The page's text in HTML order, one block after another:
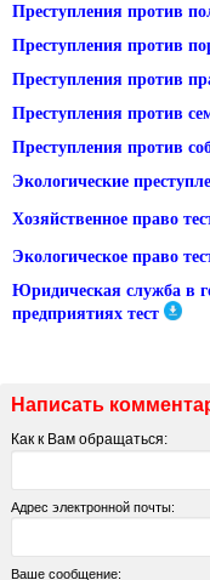
Преступления против
Преступления против
Преступления против
Преступления против
Преступления против
Экологические
Хозяйственное право
Экологическое право
Юридическая служба в
предприятиях тест
Написать
Как к Вам обращаться:
Адрес электронной почты:
Ваше сообщение: